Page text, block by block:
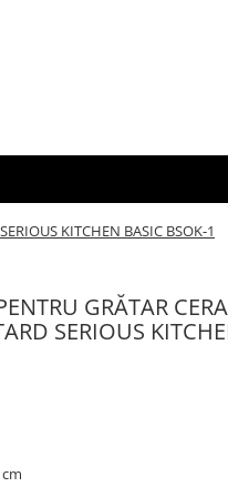
KITCHEN BASIC BSOK-1
GRĂTAR
SERIOUS